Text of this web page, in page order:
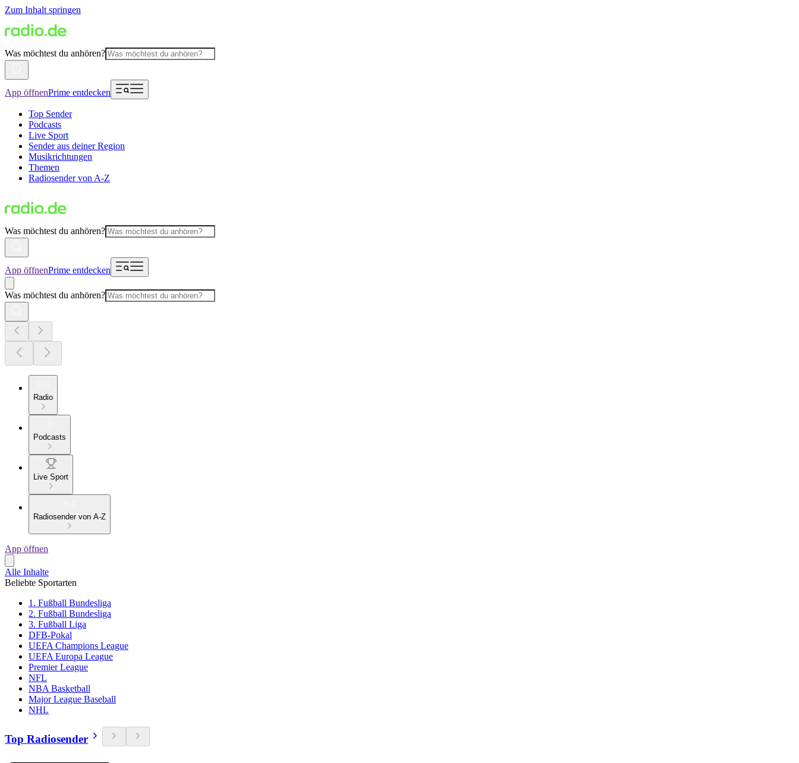
Zum Inhalt springen
Was möchtest du anhören?
App öffnenPrime entdecken
Top Sender
Podcasts
Live Sport
Sender aus deiner Region
Musikrichtungen
Themen
Radiosender von A-Z
Was möchtest du anhören?
App öffnenPrime entdecken
Was möchtest du anhören?
Radio
Podcasts
Live Sport
Radiosender von A-Z
App öffnen
Alle Inhalte
Beliebte Sportarten
1. Fußball Bundesliga
2. Fußball Bundesliga
3. Fußball Liga
DFB-Pokal
UEFA Champions League
UEFA Europa League
Premier League
NFL
NBA Basketball
Major League Baseball
NHL
Top Radiosender